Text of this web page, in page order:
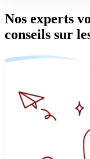
Nos experts
conseils sur